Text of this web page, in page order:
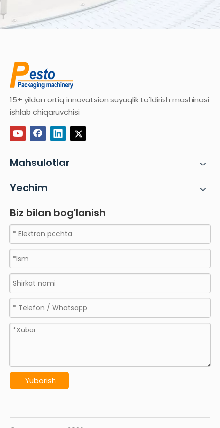
murojaat qiling
15+ yildan ortiq innovatsion suyuqlik to'ldirish mashinasi
ishlab chiqaruvchisi
Mahsulotlar
Yechim
Biz bilan bog'lanish
Yuborish